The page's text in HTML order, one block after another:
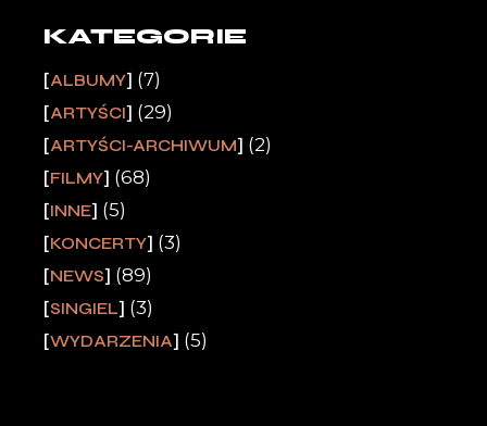
KATEGORIE
ALBUMY (7)
ARTYŚCI (29)
ARTYŚCI-ARCHIWUM (2)
FILMY (68)
INNE (5)
KONCERTY (3)
NEWS (89)
SINGIEL (3)
WYDARZENIA (5)